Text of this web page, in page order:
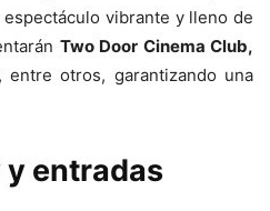
vibrante y lleno de
Two Door Cinema Club,
entre otros, garantizando una
y entradas